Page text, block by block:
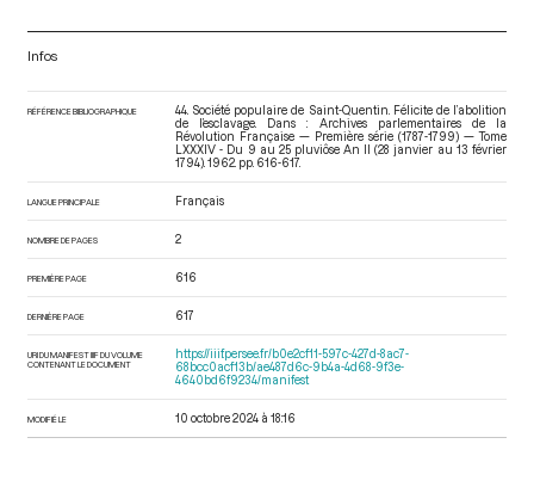
Infos
RÉFÉRENCE BIBLIOGRAPHIQUE
44. Société populaire de Saint-Quentin. Félicite de l’abolition
de l’esclavage. Dans : Archives parlementaires de la
Révolution Française — Première série (1787-1799) — Tome
LXXXIV - Du 9 au 25 pluviôse An II (28 janvier au 13 février
1794) . 1962. pp. 616-617.
LANGUE PRINCIPALE Français
NOMBRE DE PAGES 2
PREMIÈRE PAGE 616
DERNIÈRE PAGE 617
URI DU MANIFEST IIIF DU VOLUME
CONTENANT LE DOCUMENT
https://iiif.persee.fr/b0e2cf11-597c-427d-8ac7-
68bcc0acf13b/ae487d6c-9b4a-4d68-9f3e-
4640bd6f9234/manifest
MODIFIÉ LE 10 octobre 2024 à 18:16